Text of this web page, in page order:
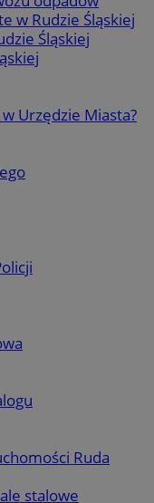
w Rudzie Śląskiej
Śląskiej
w Urzędzie Miasta?
Ruda
stalowe